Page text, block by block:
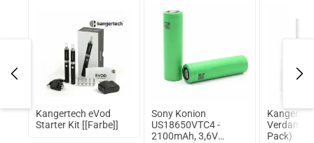
Kangertech eVod
Starter Kit [[Farbe]]
Sony Konion
US18650VTC4 -
2100mAh, 3,6V
Pack)